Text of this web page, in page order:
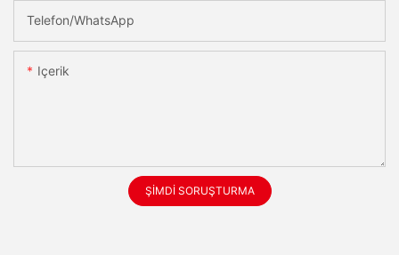
Telefon/WhatsApp
Içerik
ŞIMDI SORUŞTURMA